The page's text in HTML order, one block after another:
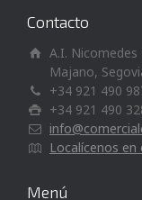
Contacto
A.I. Nicomedes
Majano,
+34 921 490
+34 921 490
Localícenos en
Menú